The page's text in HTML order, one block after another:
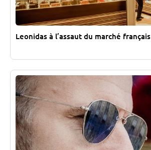
Leonidas à l’assaut du marché français